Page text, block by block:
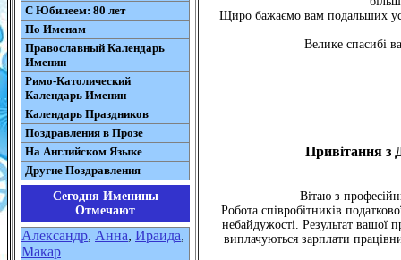
С Юбилеем: 80 лет
По Именам
Православный Календарь
Именин
Римо-Католический
Календарь Именин
Календарь Праздников
Поздравления в Прозе
На Английском Языке
Другие Поздравления
Сегодня Именины
Отмечают
Александр, Анна, Ираида,
Макар
Щиро бажаємо вам подальших
Велике спасибі
Привітання з
Вітаю з
Робота співробітників
небайдужості. Результат вашої
виплачуються зарплати